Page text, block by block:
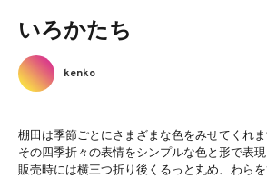
いろかたち
kenko
棚田は季節ごとにさまざまな色をみせてくれま
その四季折々の表情をシンプルな色と形で表現
販売時には横三つ折り後くるっと丸め、わら